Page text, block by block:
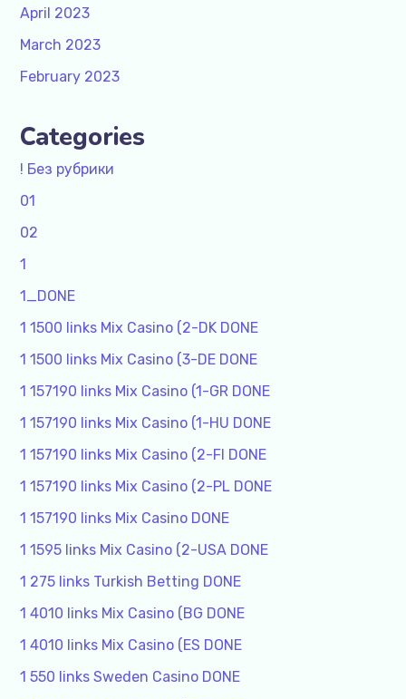
April 2023
March 2023
February 2023
Categories
! Без рубрики
01
02
1
1_DONE
1 1500 links Mix Casino (2-DK DONE
1 1500 links Mix Casino (3-DE DONE
1 157190 links Mix Casino (1-GR DONE
1 157190 links Mix Casino (1-HU DONE
1 157190 links Mix Casino (2-FI DONE
1 157190 links Mix Casino (2-PL DONE
1 157190 links Mix Casino DONE
1 1595 links Mix Casino (2-USA DONE
1 275 links Turkish Betting DONE
1 4010 links Mix Casino (BG DONE
1 4010 links Mix Casino (ES DONE
1 550 links Sweden Casino DONE